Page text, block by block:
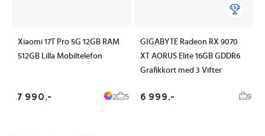
Xiaomi 17T Pro 5G 12GB RAM
512GB Lilla Mobiltelefon
7 990,- 2 5
GIGABYTE Radeon RX 9070
XT AORUS Elite 16GB GDDR6
Grafikkort med 3 Vifter
6 999,- 9